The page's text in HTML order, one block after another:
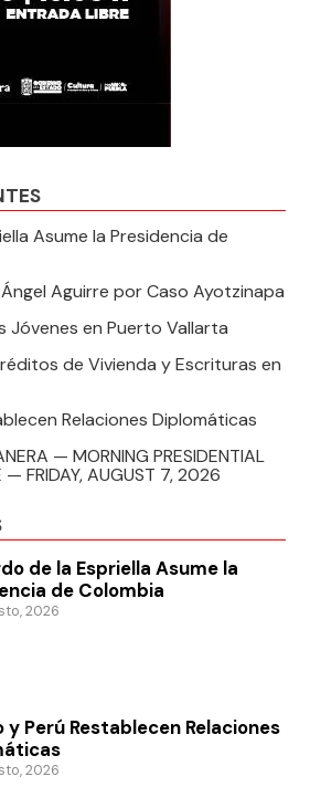
Asume la Presidencia de
Aguirre por Caso Ayotzinapa
Jóvenes en Puerto Vallarta
de Vivienda y Escrituras en
Relaciones Diplomáticas
— MORNING PRESIDENTIAL
— FRIDAY, AUGUST 7, 2026
de la Espriella Asume la
de Colombia
2026
y Perú Restablecen Relaciones
2026